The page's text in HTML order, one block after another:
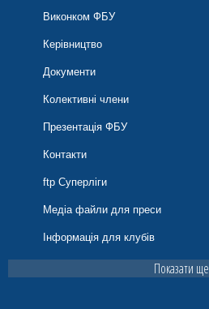
Виконком ФБУ
Керівництво
Документи
Колективні члени
Презентація ФБУ
Контакти
ftp Суперліги
Медіа файли для преси
Інформація для клубів
Показати ще